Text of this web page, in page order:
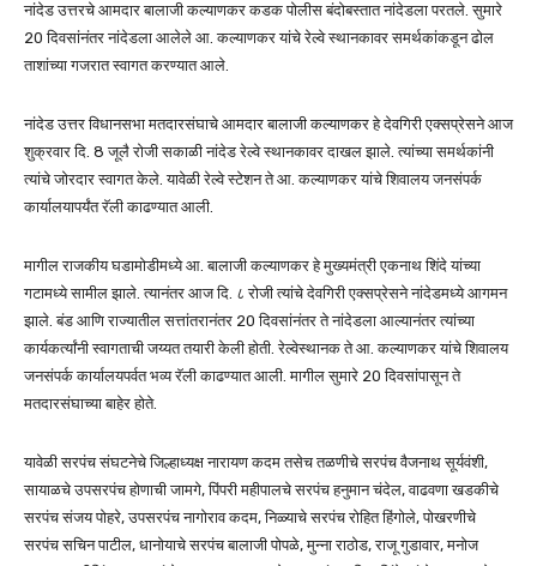
नांदेड उत्तरचे आमदार बालाजी कल्याणकर कडक पोलीस बंदोबस्तात नांदेडला परतले. सुमारे
20 दिवसांनंतर नांदेडला आलेले आ. कल्याणकर यांचे रेल्वे स्थानकावर समर्थकांकडून ढोल
ताशांच्या गजरात स्वागत करण्यात आले.
नांदेड उत्तर विधानसभा मतदारसंघाचे आमदार बालाजी कल्याणकर हे देवगिरी एक्सप्रेसने आज
शुक्रवार दि. 8 जूलै रोजी सकाळी नांदेड रेल्वे स्थानकावर दाखल झाले. त्यांच्या समर्थकांनी
त्यांचे जोरदार स्वागत केले. यावेळी रेल्वे स्टेशन ते आ. कल्याणकर यांचे शिवालय जनसंपर्क
कार्यालयापर्यंत रॅली काढण्यात आली.
मागील राजकीय घडामोडीमध्ये आ. बालाजी कल्याणकर हे मुख्यमंत्री एकनाथ शिंदे यांच्या
गटामध्ये सामील झाले. त्यानंतर आज दि. ८ रोजी त्यांचे देवगिरी एक्सप्रेसने नांदेडमध्ये आगमन
झाले. बंड आणि राज्यातील सत्तांतरानंतर 20 दिवसांनंतर ते नांदेडला आल्यानंतर त्यांच्या
कार्यकर्त्यांनी स्वागताची जय्यत तयारी केली होती. रेल्वेस्थानक ते आ. कल्याणकर यांचे शिवालय
जनसंपर्क कार्यालयपर्वत भव्य रॅली काढण्यात आली. मागील सुमारे 20 दिवसांपासून ते
मतदारसंघाच्या बाहेर होते.
यावेळी सरपंच संघटनेचे जिल्हाध्यक्ष नारायण कदम तसेच तळणीचे सरपंच वैजनाथ सूर्यवंशी,
सायाळचे उपसरपंच होणाची जामगे, पिंपरी महीपालचे सरपंच हनुमान चंदेल, वाढवणा खडकीचे
सरपंच संजय पोहरे, उपसरपंच नागोराव कदम, निळ्याचे सरपंच रोहित हिंगोले, पोखरणीचे
सरपंच सचिन पाटील, धानोयाचे सरपंच बालाजी पोपळे, मुन्ना राठोड, राजू गुडावार, मनोज